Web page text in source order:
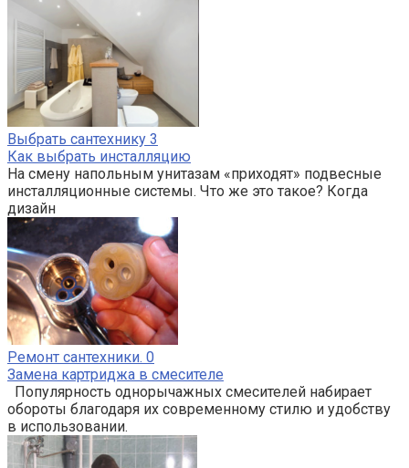
Выбрать сантехнику 3
Как выбрать инсталляцию
На смену напольным унитазам «приходят» подвесные
инсталляционные системы. Что же это такое? Когда
дизайн
Ремонт сантехники. 0
Замена картриджа в смесителе
Популярность однорычажных смесителей набирает
обороты благодаря их современному стилю и удобству
в использовании.